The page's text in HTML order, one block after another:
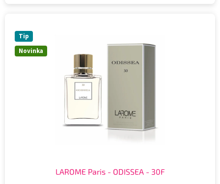
Novinka
Tip
LAROME Paris - ODISSEA - 30F